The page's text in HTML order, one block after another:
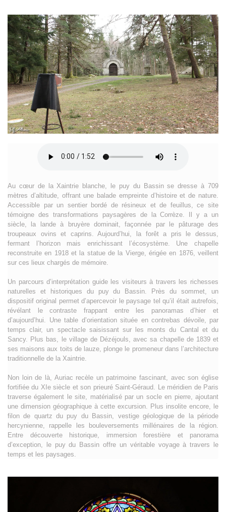
Au cœur de la Xaintrie blanche, le puy du Bassin se dresse à 709
mètres d’altitude, offrant une balade empreinte d’histoire et de nature.
Accessible par un sentier bordé de résineux et de feuillus, ce site
témoigne des transformations paysagères de la Corrèze. Il y a un
siècle, la lande à bruyère dominait, façonnée par le pâturage des
troupeaux ovins et caprins. Aujourd’hui, la forêt a pris le dessus,
fermant l’horizon mais enrichissant l’écosystème. Une chapelle
reconstruite en 1918 et la statue de la Vierge, érigée en 1876, veillent
sur ces lieux chargés de mémoire.
Un parcours d’interprétation guide les visiteurs à travers les richesses
naturelles et historiques du puy du Bassin. Près du sommet, un
dispositif original permet d’apercevoir le paysage tel qu’il était autrefois,
révélant le contraste frappant entre les panoramas d’hier et
d’aujourd’hui. Une table d’orientation située en contrebas dévoile, par
temps clair, un spectacle saisissant sur les monts du Cantal et du
Sancy. Plus bas, le village de Dézéjouls, avec sa chapelle de 1839 et
ses maisons aux toits de lauze, plonge le promeneur dans l’architecture
traditionnelle de la Xaintrie.
Non loin de là, Auriac recèle un patrimoine fascinant, avec son église
fortifiée du XIe siècle et son prieuré Saint-Géraud. Le méridien de Paris
traverse également le site, matérialisé par un socle en pierre, ajoutant
une dimension géographique à cette excursion. Plus insolite encore, le
filon de quartz du puy du Bassin, vestige géologique de la période
hercynienne, rappelle les bouleversements millénaires de la région.
Entre découverte historique, immersion forestière et panorama
d’exception, le puy du Bassin offre un véritable voyage à travers le
temps et les paysages.